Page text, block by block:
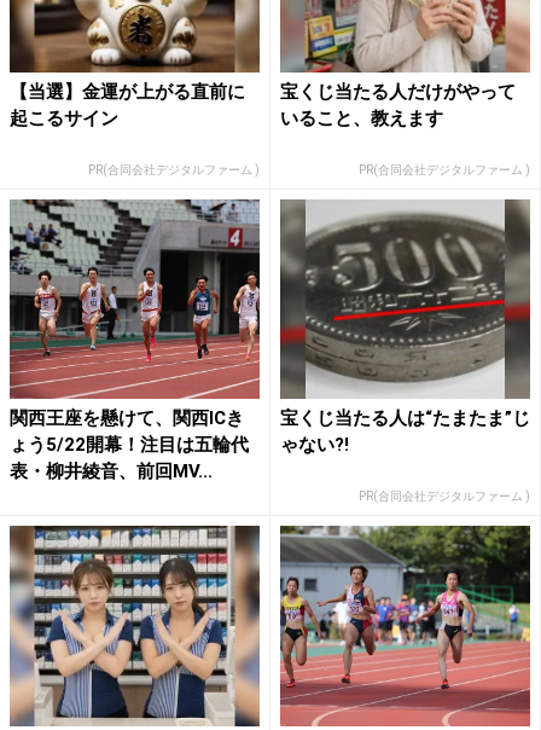
【当選】金運が上がる直前に
起こるサイン
PR(合同会社デジタルファーム )
宝くじ当たる人だけがやって
いること、教えます
PR(合同会社デジタルファーム )
関西王座を懸けて、関西ICき
ょう5/22開幕！注目は五輪代
表・柳井綾音、前回MV...
宝くじ当たる人は“たまたま”じ
ゃない?!
PR(合同会社デジタルファーム )